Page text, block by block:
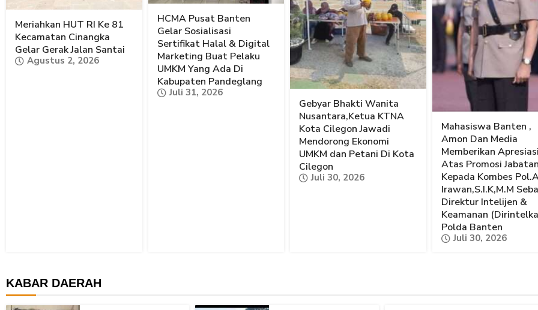
Meriahkan HUT RI Ke 81
Kecamatan Cinangka
Gelar Gerak Jalan Santai
Agustus 2, 2026
HCMA Pusat Banten
Gelar Sosialisasi
Sertifikat Halal & Digital
Marketing Buat Pelaku
UMKM Yang Ada Di
Kabupaten Pandeglang
Juli 31, 2026
Gebyar Bhakti Wanita
Nusantara,Ketua KTNA
Kota Cilegon Jawadi
Mendorong Ekonomi
UMKM dan Petani Di Kota
Cilegon
Juli 30, 2026
Mahasiswa Banten ,
Amon Dan Media
Memberikan
Atas Promosi
Kepada Kombes
Irawan,S.I.K,M.M
Direktur Intelijen &
Keamanan
Polda Banten
Juli 30, 2026
KABAR DAERAH